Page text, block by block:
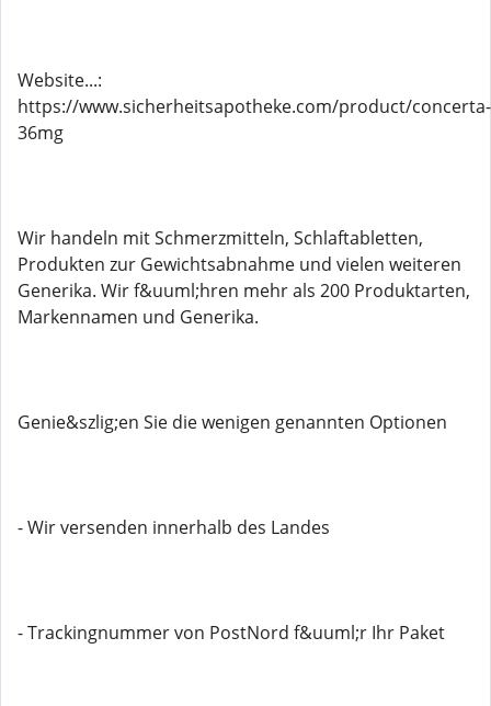
Website...:
https://www.sicherheitsapotheke.com/product/concerta-
36mg
Wir handeln mit Schmerzmitteln, Schlaftabletten,
Produkten zur Gewichtsabnahme und vielen weiteren
Generika. Wir f&uuml;hren mehr als 200 Produktarten,
Markennamen und Generika.
Genie&szlig;en Sie die wenigen genannten Optionen
- Wir versenden innerhalb des Landes
- Trackingnummer von PostNord f&uuml;r Ihr Paket